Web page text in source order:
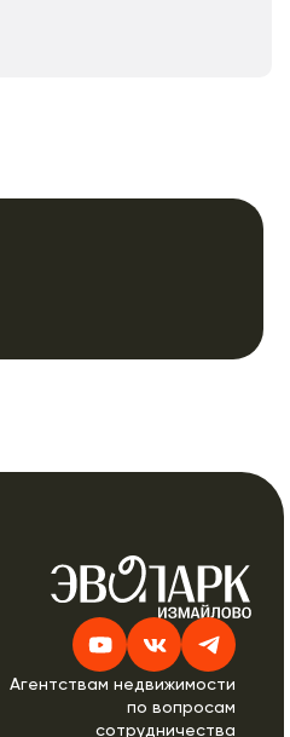
Агентствам недвижимости
по вопросам
сотрудничества